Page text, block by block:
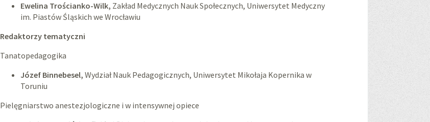
Ewelina Trościanko-Wilk, Zakład Medycznych Nauk Społecznych, Uniwersytet Medyczny
im. Piastów Śląskich we Wrocławiu
Redaktorzy tematyczni
Tanatopedagogika
Józef Binnebesel,Wydział Nauk Pedagogicznych, Uniwersytet Mikołaja Kopernika w
Toruniu
Pielęgniarstwo anestezjologiczne i w intensywnej opiece